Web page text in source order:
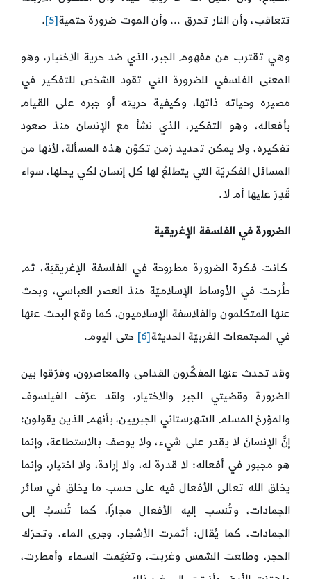
تتعاقب، وأن النار تحرق … وأن الموت ضرورة حتمية [5]
.
وهي تقترب من مفهوم الجبر، الذي ضد حرية الاختيار، وهو
المعنى الفلسفي للضرورة التي تقود الشخص للتفكير في
مصيره وحياته ذاتها، وكيفية حريته أو جبره على القيام
بأفعاله، وهو التفكير، الذي نشأ مع الإنسان منذ صعود
تفكيره، ولا يمكن تحديد زمن تكوّن هذه المسألة، لأنها من
المسائل الفكريّة التي يتطلعُ لها كل إنسان لكي يحلها، سواء
قَدِرَ عليها أم لا.
الضرورة في الفلسفة الإغريقية
كانت فكرة الضرورة مطروحة في الفلسفة الإغريقيّة، ثم
طُرحت في الأوساط الإسلاميّة منذ العصر العباسي، وبحث
عنها المتكلمون والفلاسفة الإسلاميون، كما وقع البحث عنها
في المجتمعات الغربيّة الحديثة [6] حتى اليوم.
وقد تحدث عنها المفكّرون القدامى والمعاصرون، وفرّقوا بين
الضرورة وقضيتي الجبر والاختيار، ولقد عرّف الفيلسوف
والمؤرخ المسلم الشهرستاني الجبريين، بأنهم الذين يقولون:
إنَّ الإنسانَ لا يقدر على شيء، ولا يوصف بالاستطاعة، وإنما
هو مجبور في أفعاله: لا قدرة له، ولا إرادة، ولا اختيار، وإنما
يخلق الله تعالى الأفعال فيه على حسب ما يخلق في سائر
الجمادات، وتُنسب إليه الأفعال مجازًا، كما تُنسبُ إلى
الجمادات، كما يُقال: أثمرت الأشجار، وجرى الماء، وتحرّك
الحجر، وطلعت الشمس وغربت، وتغيّمت السماء وأمطرت،